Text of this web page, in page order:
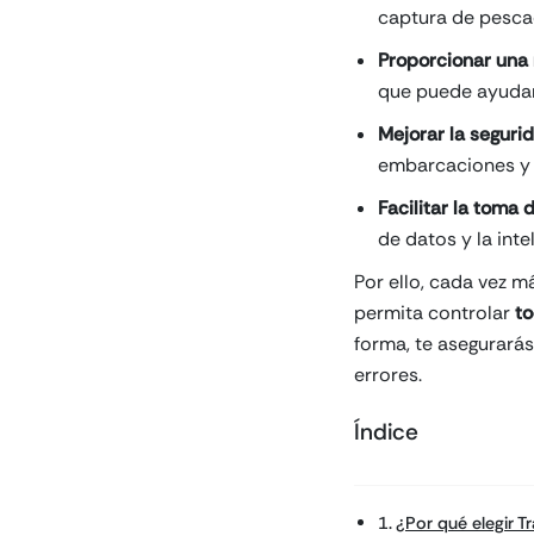
captura de
Proporcionar
que puede
Mejorar la
embarcaciones
Facilitar la toma
de datos y la
Por ello, cada vez
permita controlar
forma, te
errores.
Índice
¿Por qué elegir